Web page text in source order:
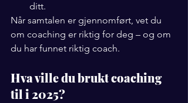
ditt.
Når samtalen er gjennomført, vet du
om coaching er riktig for deg – og om
du har funnet riktig coach.
Hva ville du brukt coaching
til i 2025?